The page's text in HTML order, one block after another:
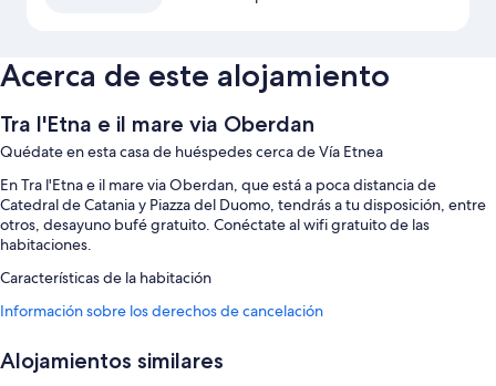
Acerca de este alojamiento
Tra l'Etna e il mare via Oberdan
Quédate en esta casa de huéspedes cerca de Vía Etnea
En Tra l'Etna e il mare via Oberdan, que está a poca distancia de
Catedral de Catania y Piazza del Duomo, tendrás a tu disposición, entre
otros, desayuno bufé gratuito. Conéctate al wifi gratuito de las
habitaciones.
Características de la habitación
Todas las habitaciones en Tra l'Etna e il mare via Oberdan tienen
Además, otros de los servicios que encontrarás incluyen los siguientes:
Información sobre los derechos de cancelación
Alojamientos similares